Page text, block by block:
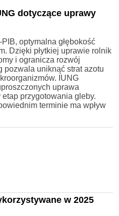
dotyczące uprawy
optymalna głębokość
Dzięki płytkiej uprawie rolnik
i ogranicza rozwój
pozwala uniknąć strat azotu
IUNG
uprawa
przygotowania gleby.
terminie ma wpływ
w 2025